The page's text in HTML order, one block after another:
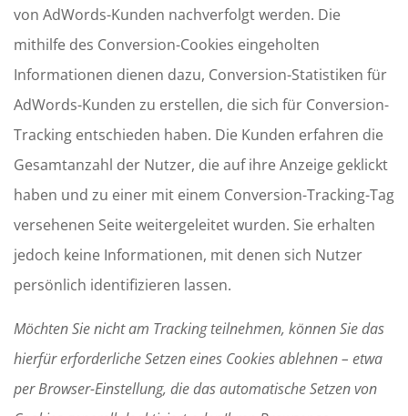
von AdWords-Kunden nachverfolgt werden. Die
mithilfe des Conversion-Cookies eingeholten
Informationen dienen dazu, Conversion-Statistiken für
AdWords-Kunden zu erstellen, die sich für Conversion-
Tracking entschieden haben. Die Kunden erfahren die
Gesamtanzahl der Nutzer, die auf ihre Anzeige geklickt
haben und zu einer mit einem Conversion-Tracking-Tag
versehenen Seite weitergeleitet wurden. Sie erhalten
jedoch keine Informationen, mit denen sich Nutzer
persönlich identifizieren lassen.
Möchten Sie nicht am Tracking teilnehmen, können Sie das
hierfür erforderliche Setzen eines Cookies ablehnen – etwa
per Browser-Einstellung, die das automatische Setzen von